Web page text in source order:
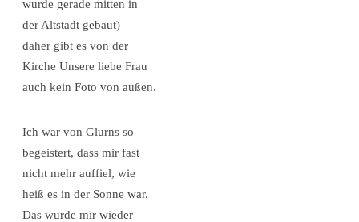
wurde gerade mitten in
der Altstadt gebaut) –
daher gibt es von der
Kirche Unsere liebe Frau
auch kein Foto von außen.
Ich war von Glurns so
begeistert, dass mir fast
nicht mehr auffiel, wie
heiß es in der Sonne war.
Das wurde mir wieder